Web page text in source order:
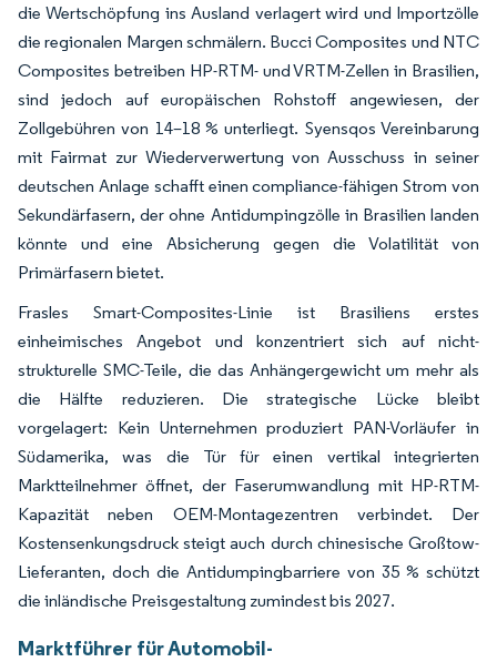
die Wertschöpfung ins Ausland verlagert wird und Importzölle
die regionalen Margen schmälern. Bucci Composites und NTC
Composites betreiben HP-RTM- und VRTM-Zellen in Brasilien,
sind jedoch auf europäischen Rohstoff angewiesen, der
Zollgebühren von 14–18 % unterliegt. Syensqos Vereinbarung
mit Fairmat zur Wiederverwertung von Ausschuss in seiner
deutschen Anlage schafft einen compliance-fähigen Strom von
Sekundärfasern, der ohne Antidumpingzölle in Brasilien landen
könnte und eine Absicherung gegen die Volatilität von
Primärfasern bietet.
Frasles Smart-Composites-Linie ist Brasiliens erstes
einheimisches Angebot und konzentriert sich auf nicht-
strukturelle SMC-Teile, die das Anhängergewicht um mehr als
die Hälfte reduzieren. Die strategische Lücke bleibt
vorgelagert: Kein Unternehmen produziert PAN-Vorläufer in
Südamerika, was die Tür für einen vertikal integrierten
Marktteilnehmer öffnet, der Faserumwandlung mit HP-RTM-
Kapazität neben OEM-Montagezentren verbindet. Der
Kostensenkungsdruck steigt auch durch chinesische Großtow-
Lieferanten, doch die Antidumpingbarriere von 35 % schützt
die inländische Preisgestaltung zumindest bis 2027.
Marktführer für Automobil-